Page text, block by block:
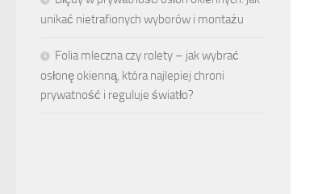
unikać nietrafionych wyborów i montażu
Folia mleczna czy rolety – jak wybrać
osłonę okienną, która najlepiej chroni
prywatność i reguluje światło?